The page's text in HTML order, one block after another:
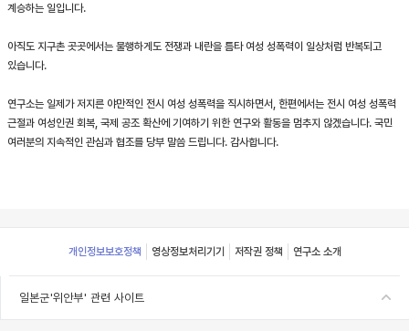
계승하는 일입니다.
아직도 지구촌 곳곳에서는 불행하게도 전쟁과 내란을 틈타 여성 성폭력이 일상처럼 반복되고
있습니다.
연구소는 일제가 저지른 야만적인 전시 여성 성폭력을 직시하면서, 한편에서는 전시 여성 성폭력
근절과 여성인권 회복, 국제 공조 확산에 기여하기 위한 연구와 활동을 멈추지 않겠습니다. 국민
여러분의 지속적인 관심과 협조를 당부 말씀 드립니다. 감사합니다.
Footer
개인정보보호정책 영상정보처리기기 저작권 정책 연구소 소개
일본군'위안부' 관련 사이트